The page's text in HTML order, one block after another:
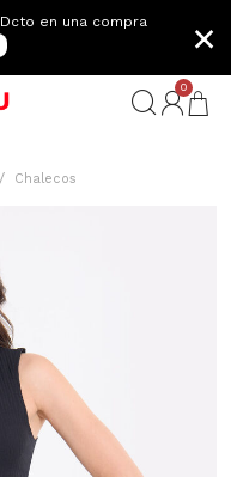
Dcto en una compra
×
0
Chalecos